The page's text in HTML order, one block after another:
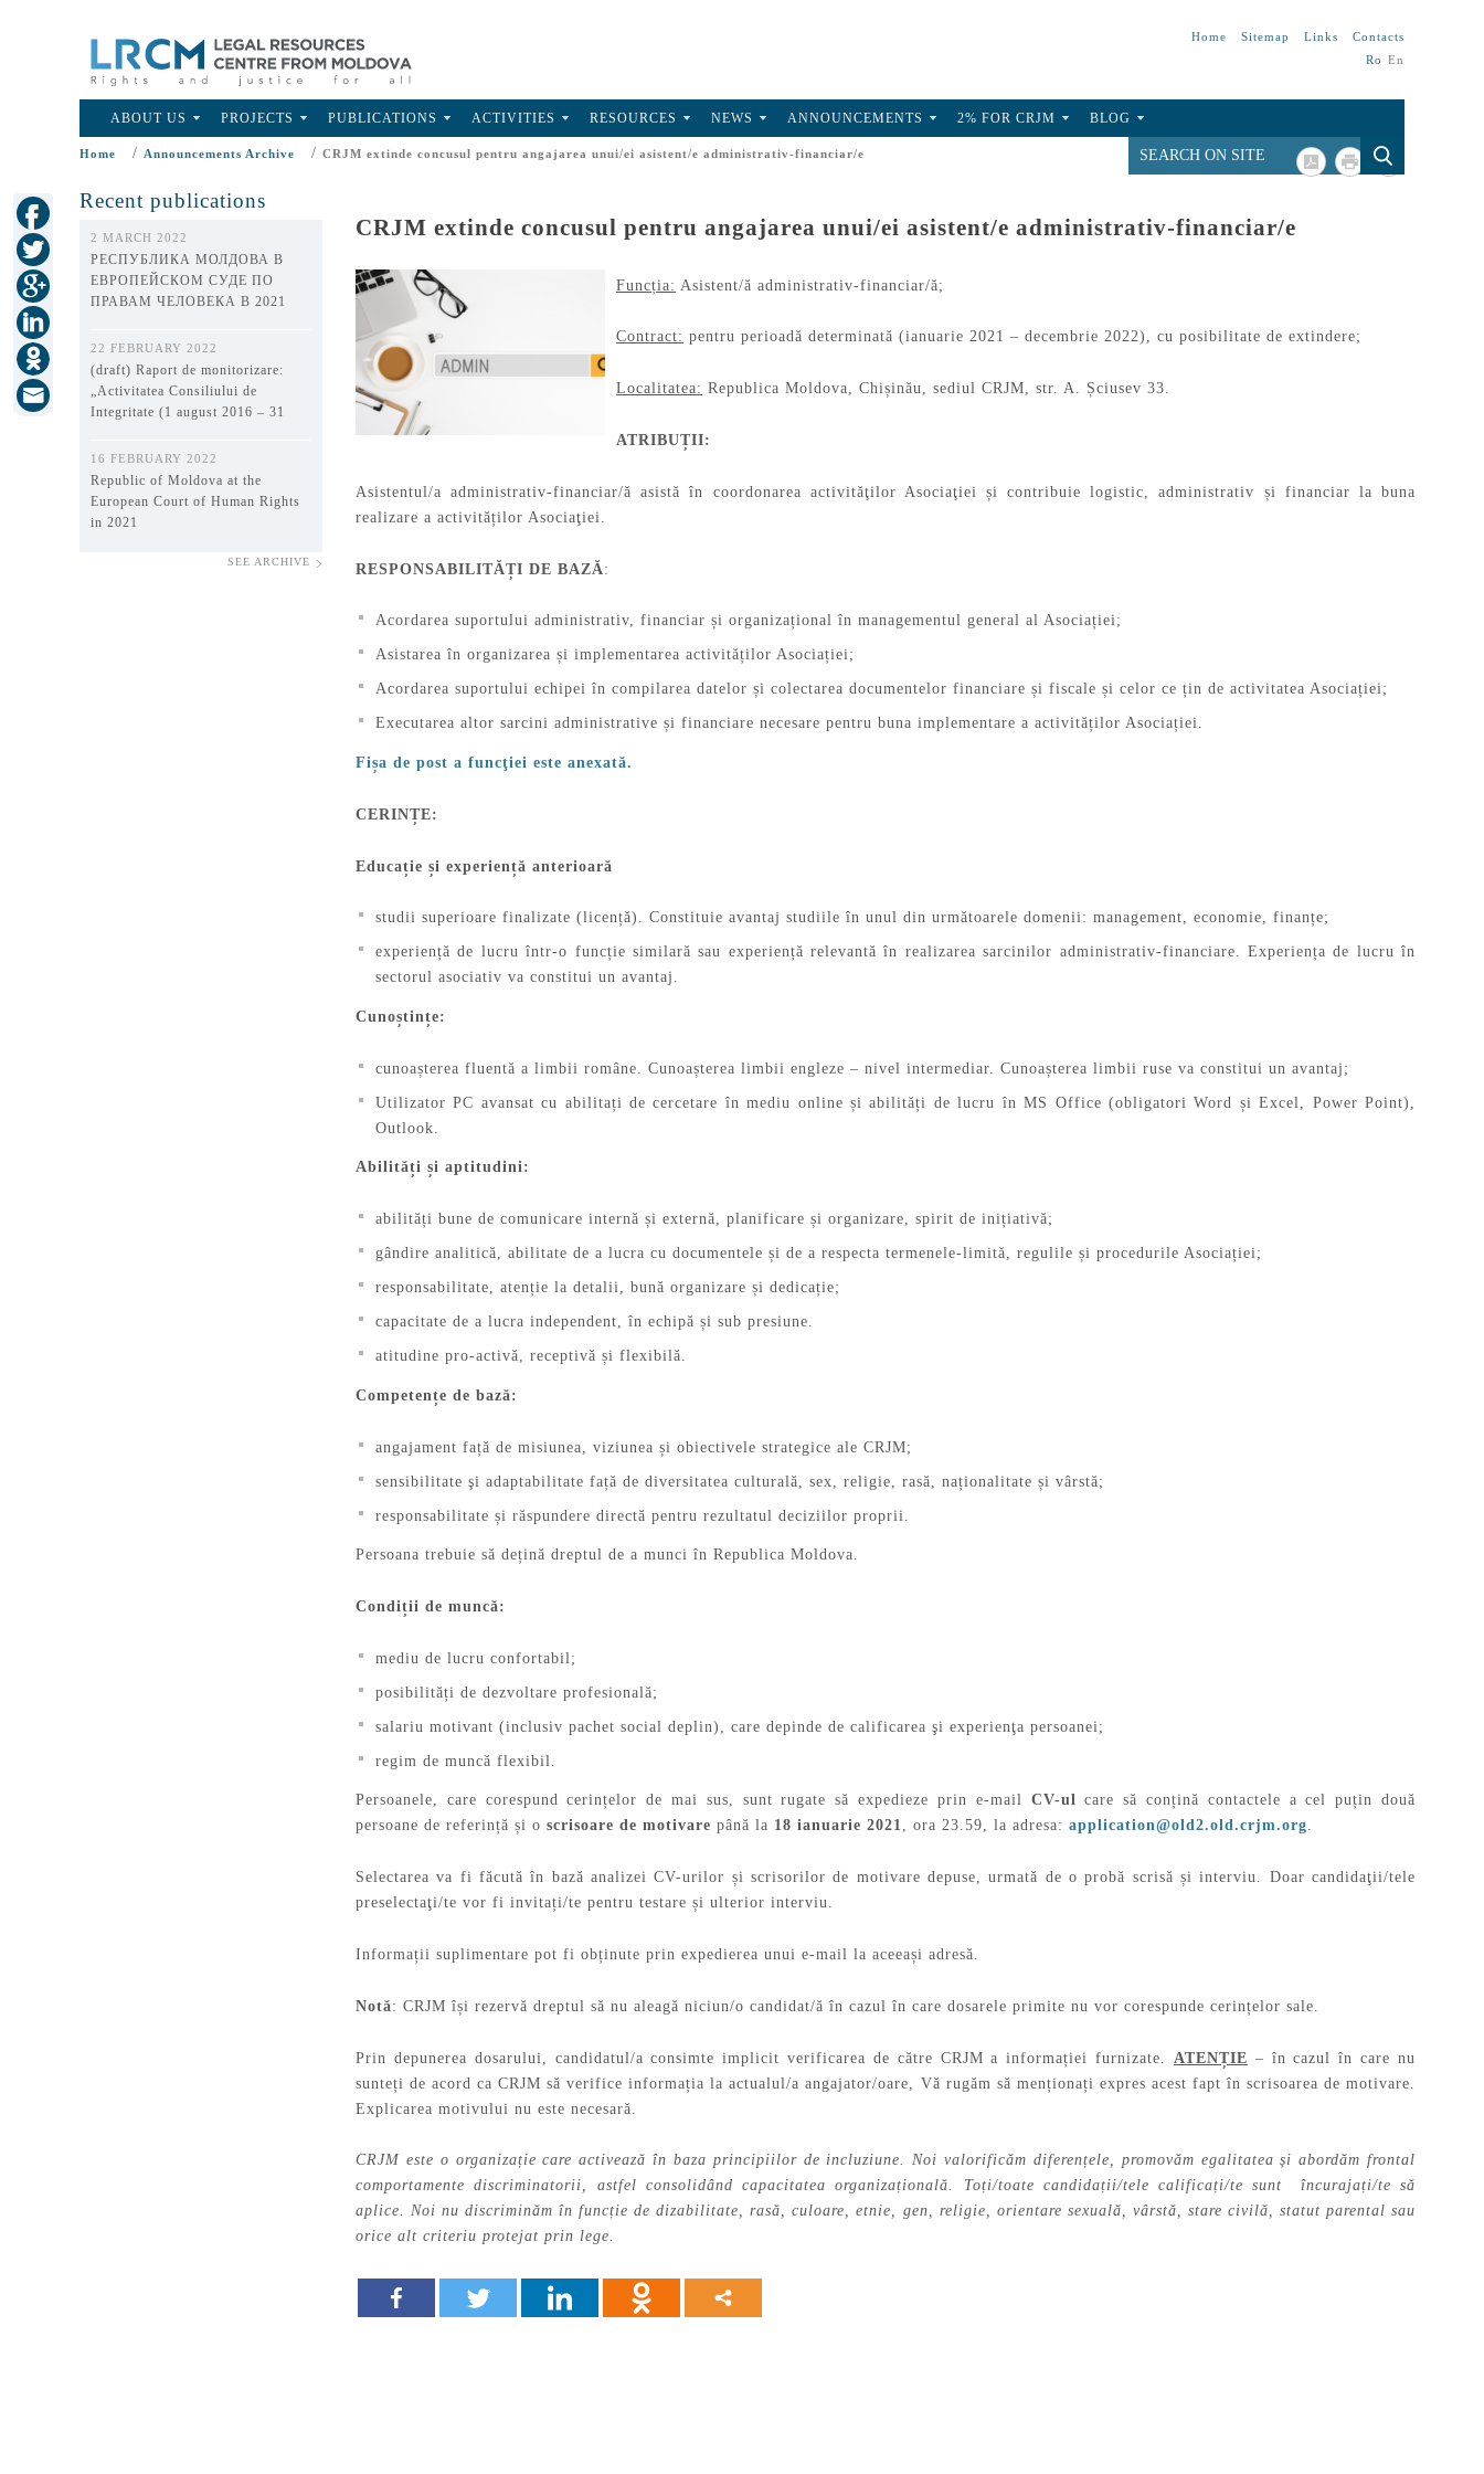
Home Sitemap Links
Contacts
Ro En
ABOUT US PROJECTS PUBLICATIONS ACTIVITIES RESOURCES NEWS ANNOUNCEMENTS 2% FOR CRJM BLOG
Home / Announcements Archive / CRJM extinde concusul pentru angajarea unui/ei asistent/e administrativ-financiar/e
Recent publications
2 MARCH 2022
РЕСПУБЛИКА МОЛДОВА В
ЕВРОПЕЙСКОМ СУДЕ ПО
ПРАВАМ ЧЕЛОВЕКА В 2021
22 FEBRUARY 2022
(draft) Raport de monitorizare:
„Activitatea Consiliului de
Integritate (1 august 2016 – 31
16 FEBRUARY 2022
Republic of Moldova at the
European Court of Human Rights
in 2021
SEE ARCHIVE
CRJM extinde concusul pentru angajarea unui/ei asistent/e administrativ-financiar/e
Funcția: Asistent/ă administrativ-financiar/ă;
Contract: pentru perioadă determinată (ianuarie 2021 – decembrie 2022), cu posibilitate de extindere;
Localitatea: Republica Moldova, Chișinău, sediul CRJM, str. A. Șciusev 33.
ATRIBUȚII:
Asistentul/a administrativ-financiar/ă asistă în coordonarea activităţilor Asociaţiei și contribuie logistic, administrativ și financiar la buna
realizare a activităților Asociaţiei.
RESPONSABILITĂȚI DE BAZĂ :
Acordarea suportului administrativ, financiar și organizațional în managementul general al Asociației;
Asistarea în organizarea și implementarea activităților Asociației;
Acordarea suportului echipei în compilarea datelor și colectarea documentelor financiare și fiscale și celor ce țin de activitatea Asociației;
Executarea altor sarcini administrative și financiare necesare pentru buna implementare a activităților Asociației.
Fișa de post a funcţiei este anexată.
CERINȚE:
Educație și experiență anterioară
studii superioare finalizate (licență). Constituie avantaj studiile în unul din următoarele domenii: management, economie, finanțe;
experiență de lucru într-o funcție similară sau experiență relevantă în realizarea sarcinilor administrativ-financiare. Experiența de lucru în
sectorul asociativ va constitui un avantaj.
Cunoștințe:
cunoașterea fluentă a limbii române. Cunoașterea limbii engleze – nivel intermediar. Cunoașterea limbii ruse va constitui un avantaj;
Utilizator PC avansat cu abilitați de cercetare în mediu online și abilități de lucru în MS Office (obligatori Word și Excel, Power Point),
Outlook.
Abilități și aptitudini:
abilități bune de comunicare internă și externă, planificare și organizare, spirit de inițiativă;
gândire analitică, abilitate de a lucra cu documentele și de a respecta termenele-limită, regulile și procedurile Asociației;
responsabilitate, atenție la detalii, bună organizare și dedicație;
capacitate de a lucra independent, în echipă și sub presiune.
atitudine pro-activă, receptivă și flexibilă.
Competențe de bază:
angajament față de misiunea, viziunea și obiectivele strategice ale CRJM;
sensibilitate şi adaptabilitate față de diversitatea culturală, sex, religie, rasă, naționalitate și vârstă;
responsabilitate și răspundere directă pentru rezultatul deciziilor proprii.
Persoana trebuie să dețină dreptul de a munci în Republica Moldova.
Condiții de muncă:
mediu de lucru confortabil;
posibilități de dezvoltare profesională;
salariu motivant (inclusiv pachet social deplin), care depinde de calificarea şi experienţa persoanei;
regim de muncă flexibil.
Persoanele, care corespund cerințelor de mai sus, sunt rugate să expedieze prin e-mail CV-ul care să conțină contactele a cel puțin două
persoane de referință și o scrisoare de motivare până la 18 ianuarie 2021, ora 23.59, la adresa: application@old2.old.crjm.org.
Selectarea va fi făcută în bază analizei CV-urilor și scrisorilor de motivare depuse, urmată de o probă scrisă și interviu. Doar candidaţii/tele
preselectaţi/te vor fi invitați/te pentru testare și ulterior interviu.
Informații suplimentare pot fi obținute prin expedierea unui e-mail la aceeași adresă.
Notă: CRJM își rezervă dreptul să nu aleagă niciun/o candidat/ă în cazul în care dosarele primite nu vor corespunde cerințelor sale.
Prin depunerea dosarului, candidatul/a consimte implicit verificarea de către CRJM a informației furnizate. ATENȚIE – în cazul în care nu
sunteți de acord ca CRJM să verifice informația la actualul/a angajator/oare, Vă rugăm să menționați expres acest fapt în scrisoarea de motivare.
Explicarea motivului nu este necesară.
CRJM este o organizație care activează în baza principiilor de incluziune. Noi valorificăm diferențele, promovăm egalitatea și abordăm frontal
comportamente discriminatorii, astfel consolidând capacitatea organizațională. Toți/toate candidații/tele calificați/te sunt încurajați/te să
aplice. Noi nu discriminăm în funcție de dizabilitate, rasă, culoare, etnie, gen, religie, orientare sexuală, vârstă, stare civilă, statut parental sau
orice alt criteriu protejat prin lege.